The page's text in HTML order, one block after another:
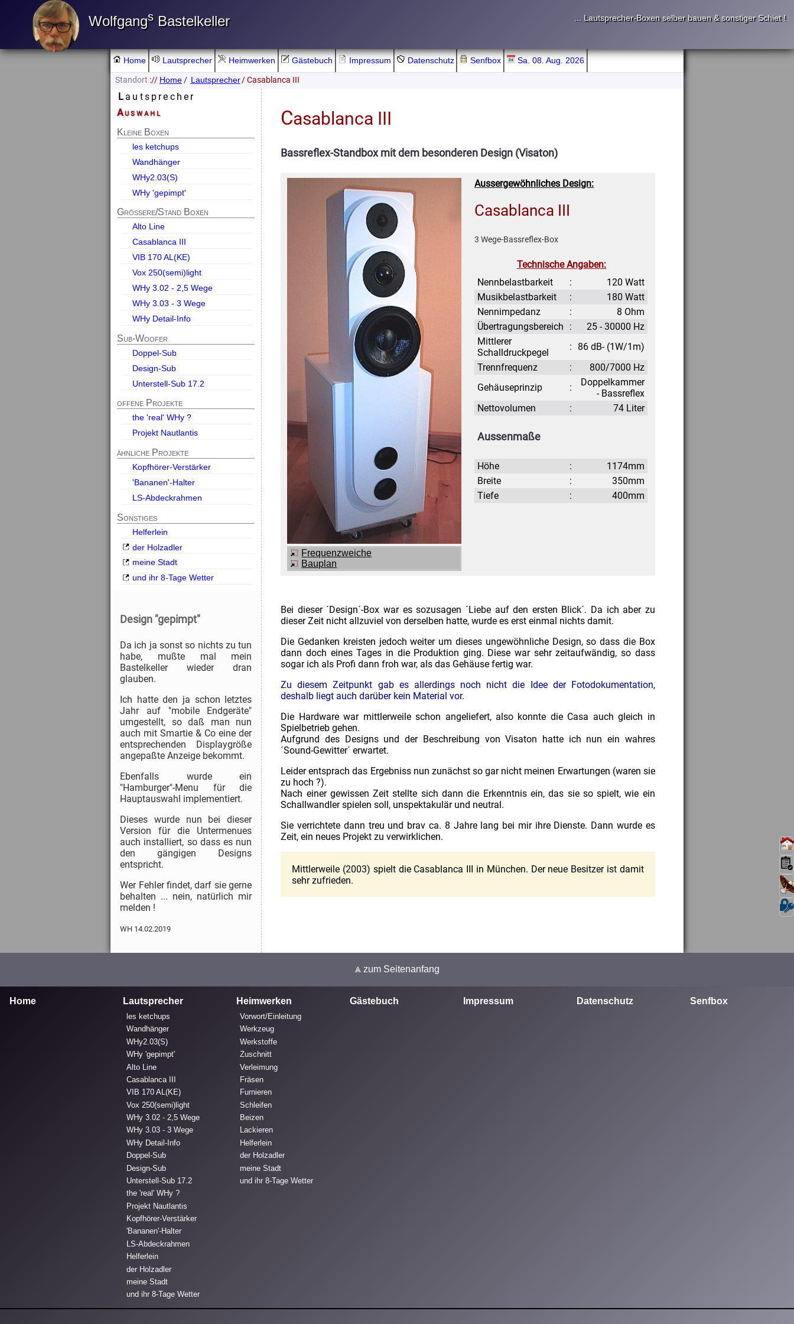
WolfgangsBastelkeller ... Lautsprecher-Boxen selber bauen & sonstiger Schiet !
Home Lautsprecher Heimwerken Gästebuch Impressum Datenschutz Senfbox Sa. 08. Aug. 2026
Standort :// Home / Lautsprecher / Casablanca III
Lautsprecher
Auswahl
Kleine Boxen
les ketchups
Wandhänger
WHy2.03(S)
WHy 'gepimpt'
Größere/Stand Boxen
Alto Line
Casablanca III
VIB 170 AL(KE)
Vox 250(semi)light
WHy 3.02 - 2,5 Wege
WHy 3.03 - 3 Wege
WHy Detail-Info
Sub-Woofer
Doppel-Sub
Design-Sub
Unterstell-Sub 17.2
offene Projekte
the 'real' WHy ?
Projekt Nautlantis
ähnliche Projekte
Kopfhörer-Verstärker
'Bananen'-Halter
LS-Abdeckrahmen
Sonstiges
Helferlein
der Holzadler
meine Stadt
und ihr 8-Tage Wetter
Design "gepimpt"
Da ich ja sonst so nichts zu tun
habe, mußte mal mein
Bastelkeller wieder dran
glauben.
Ich hatte den ja schon letztes
Jahr auf "mobile Endgeräte"
umgestellt, so daß man nun
auch mit Smartie & Co eine der
entsprechenden Displaygröße
angepaßte Anzeige bekommt.
Ebenfalls wurde ein
"Hamburger"-Menu für die
Hauptauswahl implementiert.
Dieses wurde nun bei dieser
Version für die Untermenues
auch installiert, so dass es nun
den gängigen Designs
entspricht.
Wer Fehler findet, darf sie gerne
behalten ... nein, natürlich mir
melden !
WH 14.02.2019
Casablanca III
Bassreflex-Standbox mit dem besonderen Design (Visaton)
Frequenzweiche
Bauplan
Aussergewöhnliches Design:
Casablanca III
3 Wege-Bassreflex-Box
Technische Angaben:
Nennbelastbarkeit
:
120 Watt
Musikbelastbarkeit
:
180 Watt
Nennimpedanz
:
8 Ohm
Übertragungsbereich
:
25 - 30000 Hz
Mittlerer
Schalldruckpegel
:
86 dB- (1W/1m)
Trennfrequenz
:
800/7000 Hz
Gehäuseprinzip
:
Doppelkammer
- Bassreflex
Nettovolumen
: 74 Liter
Aussenmaße
Höhe :
1174mm
Breite
:
350mm
Tiefe
: 400mm
Bei dieser ´Design´-Box war es sozusagen ´Liebe auf den ersten Blick´. Da ich aber zu
dieser Zeit nicht allzuviel von derselben hatte, wurde es erst einmal nichts damit.
Die Gedanken kreisten jedoch weiter um dieses ungewöhnliche Design, so dass die Box
dann doch eines Tages in die Produktion ging. Diese war sehr zeitaufwändig, so dass
sogar ich als Profi dann froh war, als das Gehäuse fertig war.
Zu diesem Zeitpunkt gab es allerdings noch nicht die Idee der Fotodokumentation,
deshalb liegt auch darüber kein Material vor.
Die Hardware war mittlerweile schon angeliefert, also konnte die Casa auch gleich in
Spielbetrieb gehen.
Aufgrund des Designs und der Beschreibung von Visaton hatte ich nun ein wahres
´Sound-Gewitter´ erwartet.
Leider entsprach das Ergebniss nun zunächst so gar nicht meinen Erwartungen (waren sie
zu hoch ?).
Nach einer gewissen Zeit stellte sich dann die Erkenntnis ein, das sie so spielt, wie ein
Schallwandler spielen soll, unspektakulär und neutral.
Sie verrichtete dann treu und brav ca. 8 Jahre lang bei mir ihre Dienste. Dann wurde es
Zeit, ein neues Projekt zu verwirklichen.
Mittlerweile (2003) spielt die Casablanca III in München. Der neue Besitzer ist damit
sehr zufrieden.
⩓ zum Seitenanfang
Home Lautsprecher
les ketchups
Wandhänger
WHy2.03(S)
WHy 'gepimpt'
Alto Line
Casablanca III
VIB 170 AL(KE)
Vox 250(semi)light
WHy 3.02 - 2,5 Wege
WHy 3.03 - 3 Wege
WHy Detail-Info
Doppel-Sub
Design-Sub
Unterstell-Sub 17.2
the 'real' WHy ?
Projekt Nautlantis
Kopfhörer-Verstärker
'Bananen'-Halter
LS-Abdeckrahmen
Helferlein
der Holzadler
meine Stadt
und ihr 8-Tage Wetter
Heimwerken
Vorwort/Einleitung
Werkzeug
Werkstoffe
Zuschnitt
Verleimung
Fräsen
Furnieren
Schleifen
Beizen
Lackieren
Helferlein
der Holzadler
meine Stadt
und ihr 8-Tage Wetter
Gästebuch Impressum Datenschutz Senfbox